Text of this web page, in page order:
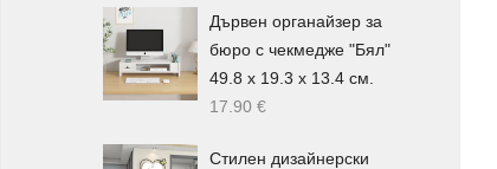
Дървен органайзер за
бюро с чекмедже "Бял"
49.8 х 19.3 х 13.4 см.
17.90 €
Стилен дизайнерски